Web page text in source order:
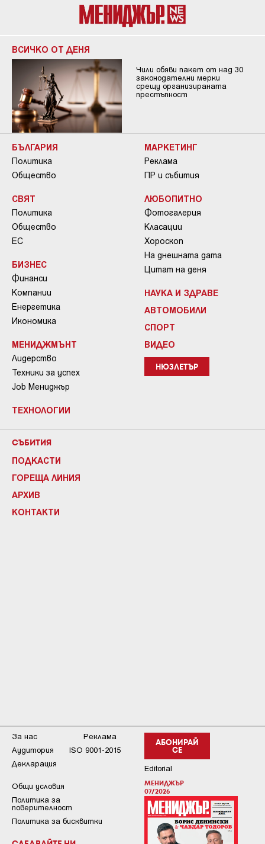
ВСИЧКО ОТ ДЕНЯ
Чили обяви пакет от над 30
законодателни мерки
срещу организираната
престъпност
БЪЛГАРИЯ
Политика
Общество
СВЯТ
Политика
Общество
ЕС
БИЗНЕС
Финанси
Компании
Енергетика
Икономика
МЕНИДЖМЪНТ
Лидерство
Техники за успех
Job Мениджър
ТЕХНОЛОГИИ
МАРКЕТИНГ
Реклама
ПР и събития
ЛЮБОПИТНО
Фотогалерия
Класации
Хороскоп
На днешната дата
Цитат на деня
НАУКА И ЗДРАВЕ
АВТОМОБИЛИ
СПОРТ
ВИДЕО
НЮЗЛЕТЪР
СЪБИТИЯ
ПОДКАСТИ
ГОРЕЩА ЛИНИЯ
АРХИВ
КОНТАКТИ
АБОНИРАЙ
СЕ
Editorial
МЕНИДЖЪР
07/2026
За нас
Реклама
Аудитория
ISO 9001-2015
Декларация
Общи условия
Пoлитикa зa
пoвepитeлнocт
Политика за бисквитки